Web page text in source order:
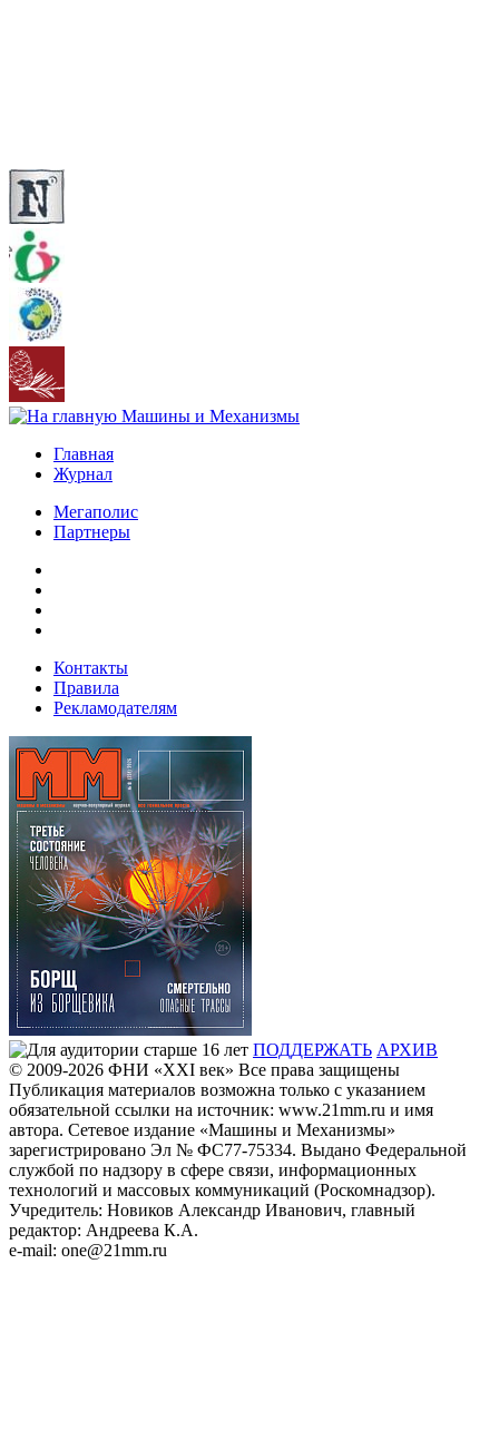
Главная
Журнал
Мегаполис
Партнеры
Контакты
Правила
Рекламодателям
ПОДДЕРЖАТЬ АРХИВ
© 2009-2026 ФHИ «XXI век» Все права защищены
Публикация материалов возможна только с указанием
обязательной ссылки на источник: www.21mm.ru и имя
автора. Сетевое издание «Машины и Механизмы»
зарегистрировано Эл № ФС77-75334. Выдано Федеральной
службой по надзору в сфере связи, информационных
технологий и массовых коммуникаций (Роскомнадзор).
Учредитель: Новиков Александр Иванович, главный
редактор: Андреева К.А.
e-mail: one@21mm.ru